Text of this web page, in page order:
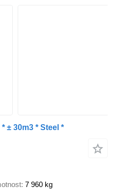
± 30m3 * Steel *
7 960 kg